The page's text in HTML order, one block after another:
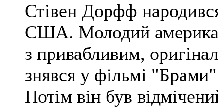
Стівен Дорфф
США. Молодий
з привабливим,
знявся у фільмі
Потім він був